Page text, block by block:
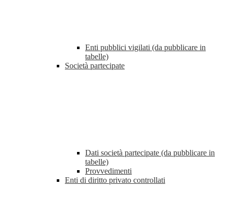
Enti pubblici vigilati (da pubblicare in
tabelle)
Società partecipate
Dati società partecipate (da pubblicare in
tabelle)
Provvedimenti
Enti di diritto privato controllati